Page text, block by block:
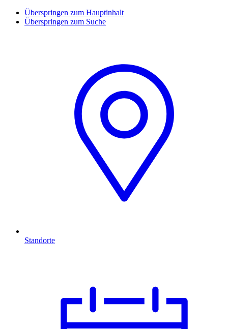
Überspringen zum Hauptinhalt
Überspringen zum Suche
Standorte